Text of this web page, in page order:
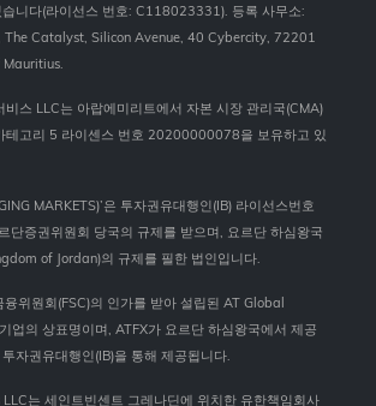
습니다(라이선스 번호: C118023331). 등록 사무소:
The Catalyst, Silicon Avenue, 40 Cybercity, 72201
Mauritius.
비스 LLC는 아랍에미리트에서 자본 시장 관리국(CMA)
테고리 5 라이센스 번호 20200000078을 보유하고 있
MARKETS)’은 투자권유대행인(IB) 라이선스번호
단증권위원회 당국의 규제를 받으며, 요르단 하심왕국
of Jordan)의 규제를 필한 법인입니다.
위원회(FSC)의 인가를 받아 설립된 AT Global
업의 상표명이며, ATFX가 요르단 하심왕국에서 제공
자권유대행인(IB)을 통해 제공됩니다.
는 세인트빈센트 그레나딘에 위치한 유한책임회사